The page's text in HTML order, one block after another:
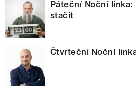
Páteční Noční
stačit
Čtvrteční Noční